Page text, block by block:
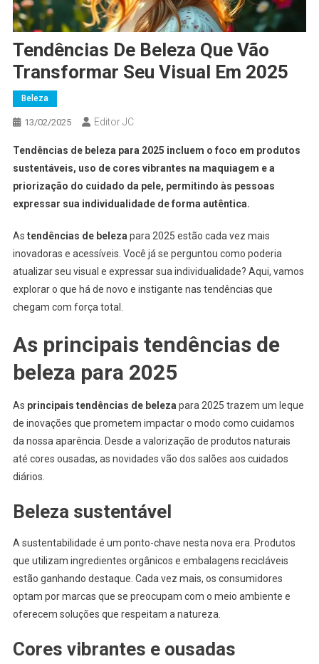
Tendências De Beleza Que Vão
Transformar Seu Visual Em 2025
Beleza
13/02/2025 Editor JC
Tendências de beleza para 2025 incluem o foco em produtos
sustentáveis, uso de cores vibrantes na maquiagem e a
priorização do cuidado da pele, permitindo às pessoas
expressar sua individualidade de forma autêntica.
As tendências de beleza para 2025 estão cada vez mais
inovadoras e acessíveis. Você já se perguntou como poderia
atualizar seu visual e expressar sua individualidade? Aqui, vamos
explorar o que há de novo e instigante nas tendências que
chegam com força total.
As principais tendências de
beleza para 2025
As principais tendências de beleza para 2025 trazem um leque
de inovações que prometem impactar o modo como cuidamos
da nossa aparência. Desde a valorização de produtos naturais
até cores ousadas, as novidades vão dos salões aos cuidados
diários.
Beleza sustentável
A sustentabilidade é um ponto-chave nesta nova era. Produtos
que utilizam ingredientes orgânicos e embalagens recicláveis
estão ganhando destaque. Cada vez mais, os consumidores
optam por marcas que se preocupam com o meio ambiente e
oferecem soluções que respeitam a natureza.
Cores vibrantes e ousadas